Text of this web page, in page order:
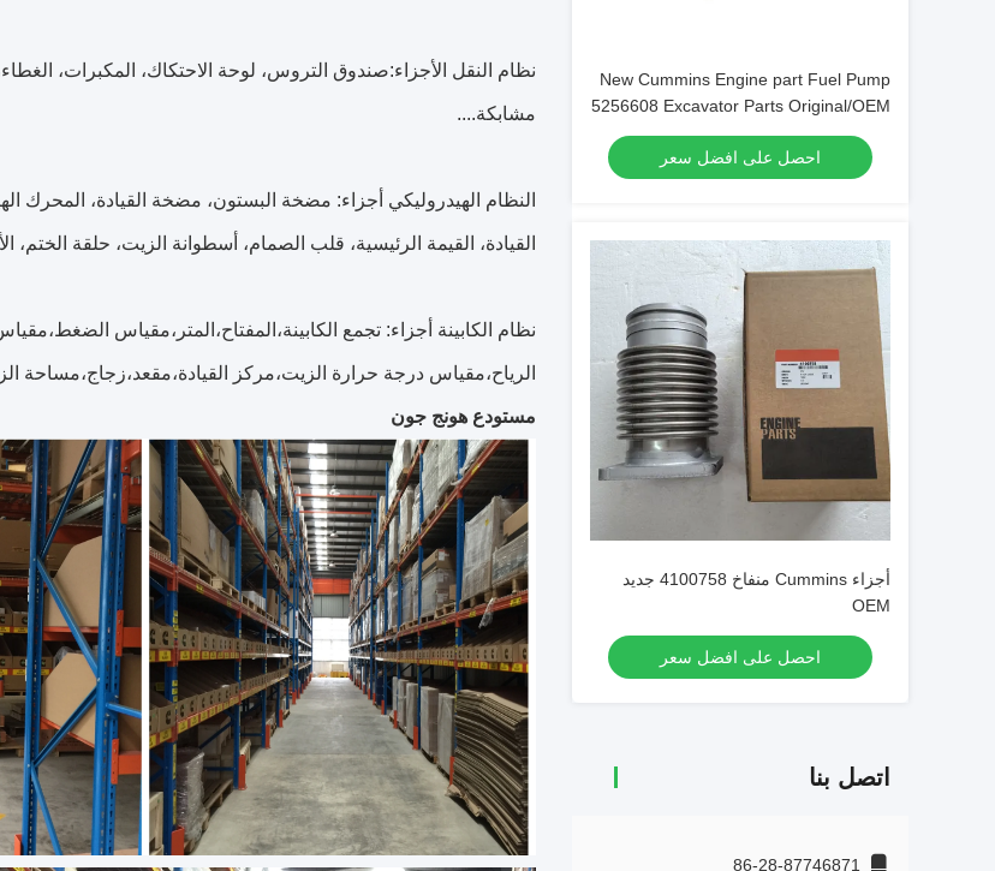
New Cummins Engine part Fuel Pump
5256608 Excavator Parts Original/OEM
احصل على افضل سعر
أجزاء Cummins منفاخ 4100758 جديد
OEM
احصل على افضل سعر
اتصل بنا
86-28-87746871
نظام النقل الأجزاء:صندوق التروس، لوحة الاحتكاك، المكبرات،
مشابكة....
النظام الهيدروليكي أجزاء: مضخة البستون، مضخة القيادة،
القيادة، القيمة الرئيسية، قلب الصمام، أسطوانة الزيت، حلقة الختم،
نظام الكابينة أجزاء: تجمع الكابينة،المفتاح،المتر،مقياس
الرياح،مقياس درجة حرارة الزيت،مركز القيادة،مقعد،زجاج،مساحة
مستودع هونج جون